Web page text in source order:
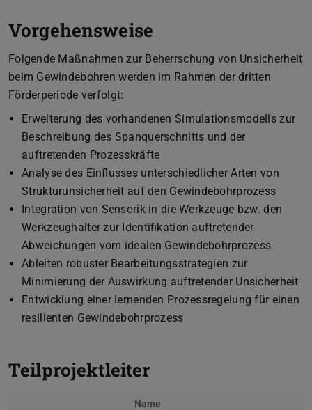
Vorgehensweise
Folgende Maßnahmen zur Beherrschung von Unsicherheit
beim Gewindebohren werden im Rahmen der dritten
Förderperiode verfolgt:
Erweiterung des vorhandenen Simulationsmodells zur
Beschreibung des Spanquerschnitts und der
auftretenden Prozesskräfte
Analyse des Einflusses unterschiedlicher Arten von
Strukturunsicherheit auf den Gewindebohrprozess
Integration von Sensorik in die Werkzeuge bzw. den
Werkzeughalter zur Identifikation auftretender
Abweichungen vom idealen Gewindebohrprozess
Ableiten robuster Bearbeitungsstrategien zur
Minimierung der Auswirkung auftretender Unsicherheit
Entwicklung einer lernenden Prozessregelung für einen
resilienten Gewindebohrprozess
Teilprojektleiter
Name